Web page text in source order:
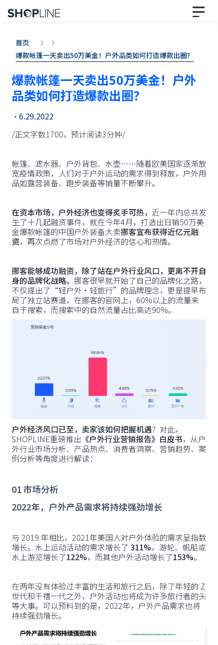
首页
爆款帐篷一天卖出50万美金！户外品类如何打造爆款出圈？
爆款帐篷一天卖出50万美金！户外
品类如何打造爆款出圈？
• 6.29.2022
/正文字数1700，预计阅读3分钟/
帐篷、滤水器、户外背包、水壶……随着欧美国家逐渐放
宽疫情政策，人们对于户外运动的需求得到释放，户外用
品如露营装备、跑步装备等销量不断攀升。
在资本市场，户外经济也变得炙手可热， 近一年内总共发
生了十几起融资事件，就在今年4月，打造出日销50万美
金爆款帐篷的中国户外装备大卖挪客宣布获得近亿元融
资，再次点燃了市场对户外经济的信心和热情。
挪客能够成功融资，除了站在户外行业风口，更离不开自
身的品牌化战略。 挪客很早就开始了自己的品牌化之路，
不仅提出了“轻户外·轻旅行”的品牌理念，更是提早布
局了独立站赛道，在挪客的官网上，60%以上的流量来
自于搜索，而搜索中的自然流量占比高达90%。
户外经济风口已至，卖家该如何把握机遇？对此，
SHOPLINE重磅推出 《户外行业营销报告》白皮书，从户
外行业市场分析、产品热点、消费者洞察、营销趋势、案
例分析等角度进行解读：
01 市场分析
2022年，户外产品需求将持续强劲增长
与 2019 年相比，2021年美国人对户外体验的需求呈指数
增长。水上运动活动的需求增长了 311%，游轮、帆船或
水上游览增长了122%，而其他户外活动增长了153%。
在两年没有体验过丰富的生活和旅行之后，除了年轻的 Z
世代和千禧一代之外，户外活动也将成为许多旅行者的头
等大事。可以预料到的是，2022年，户外产品需求也将
持续强劲增长。